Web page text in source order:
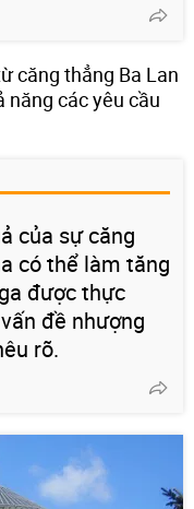
căng thẳng Ba Lan
năng các yêu cầu
của sự căng
có thể làm tăng
được thực
đề nhượng
rõ.